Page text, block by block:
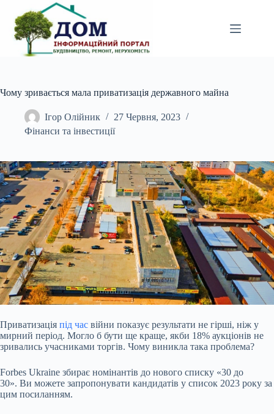
вмісту
Чому зривається мала приватизація державного майна
Ігор Олійник
27 Червня, 2023
Фінанси та інвестиції
Приватизація під час війни показує результати не гірші, ніж у
мирний період. Могло б бути ще краще, якби 18% аукціонів не
зривались учасниками торгів. Чому виникла така проблема?
Forbes Ukraine збирає номінантів до нового списку «30 до
30». Ви можете запропонувати кандидатів у список 2023 року за
цим посиланням.